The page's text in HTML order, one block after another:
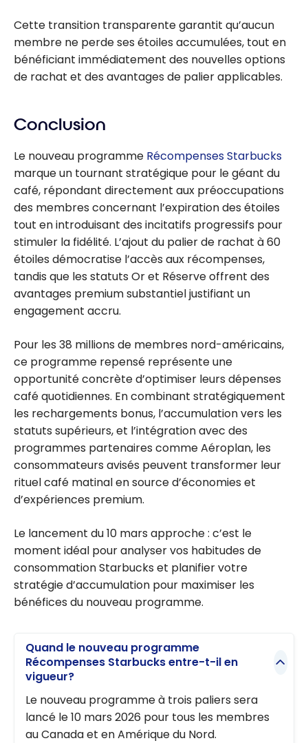
Cette transition transparente garantit qu’aucun
membre ne perde ses étoiles accumulées, tout en
bénéficiant immédiatement des nouvelles options
de rachat et des avantages de palier applicables.
Conclusion
Le nouveau programme Récompenses Starbucks
marque un tournant stratégique pour le géant du
café, répondant directement aux préoccupations
des membres concernant l’expiration des étoiles
tout en introduisant des incitatifs progressifs pour
stimuler la fidélité. L’ajout du palier de rachat à 60
étoiles démocratise l’accès aux récompenses,
tandis que les statuts Or et Réserve offrent des
avantages premium substantiel justifiant un
engagement accru.
Pour les 38 millions de membres nord-américains,
ce programme repensé représente une
opportunité concrète d’optimiser leurs dépenses
café quotidiennes. En combinant stratégiquement
les rechargements bonus, l’accumulation vers les
statuts supérieurs, et l’intégration avec des
programmes partenaires comme Aéroplan, les
consommateurs avisés peuvent transformer leur
rituel café matinal en source d’économies et
d’expériences premium.
Le lancement du 10 mars approche : c’est le
moment idéal pour analyser vos habitudes de
consommation Starbucks et planifier votre
stratégie d’accumulation pour maximiser les
bénéfices du nouveau programme.
Quand le nouveau programme
Récompenses Starbucks entre-t-il en
vigueur?
Le nouveau programme à trois paliers sera
lancé le 10 mars 2026 pour tous les membres
au Canada et en Amérique du Nord.